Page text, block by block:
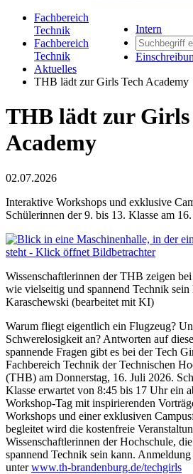
Intern
Fachbereich
Technik
Fachbereich
Technik
Aktuelles
THB lädt zur Girls Tech Academy
THB lädt zur Girls
Academy
02.07.2026
Interaktive Workshops und exklusive
Schülerinnen der 9. bis 13. Klasse am
Wissenschaftlerinnen der THB zeigen
wie vielseitig und spannend Technik
Karaschewski (bearbeitet mit KI)
Warum fliegt eigentlich ein Flugzeug?
Schwerelosigkeit an? Antworten auf
spannende Fragen gibt es bei der Tech
Fachbereich Technik der Technischen
(THB) am Donnerstag, 16. Juli 2026.
Klasse erwartet von 8:45 bis 17 Uhr ein
Workshop-Tag mit inspirierenden
Workshops und einer exklusiven
begleitet wird die kostenfreie
Wissenschaftlerinnen der Hochschule,
spannend Technik sein kann.
unterwww.th-brandenburg.de/techgirls